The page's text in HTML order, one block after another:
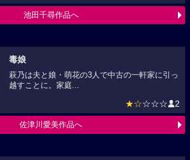
池田千尋作品へ
毒娘
萩乃は夫と娘・萌花の3人で中古の一軒家に引っ
越すことに。家庭...
★☆☆☆☆ 2
佐津川愛美作品へ